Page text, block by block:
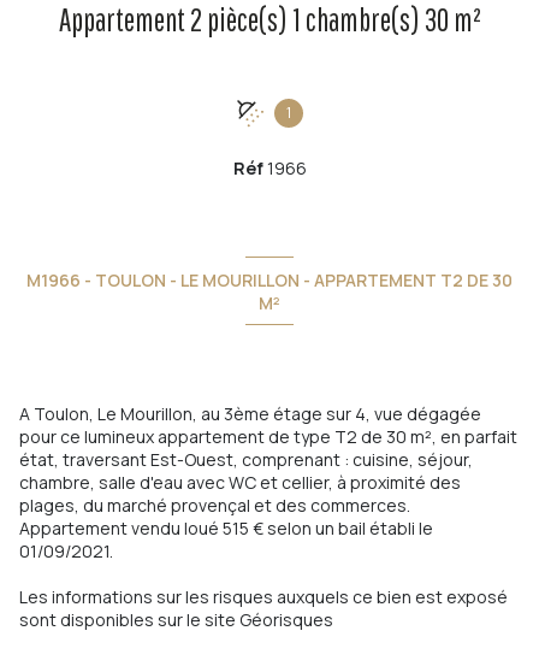
Appartement 2 pièce(s) 1 chambre(s) 30 m²
1
Réf1966
M1966 - TOULON - LE MOURILLON - APPARTEMENT T2 DE 30
M²
A Toulon, Le Mourillon, au 3ème étage sur 4, vue dégagée
pour ce lumineux appartement de type T2 de 30 m², en parfait
état, traversant Est-Ouest, comprenant : cuisine, séjour,
chambre, salle d'eau avec WC et cellier, à proximité des
plages, du marché provençal et des commerces.
Appartement vendu loué 515 € selon un bail établi le
01/09/2021.
Les informations sur les risques auxquels ce bien est exposé
sont disponibles sur le site Géorisques